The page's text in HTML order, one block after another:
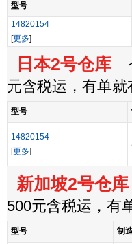
型号
14820154
[更多]
日本2号仓库
元含税运，有单
型号
14820154
[更多]
新加坡2号仓库
500元含税运，有
型号 制